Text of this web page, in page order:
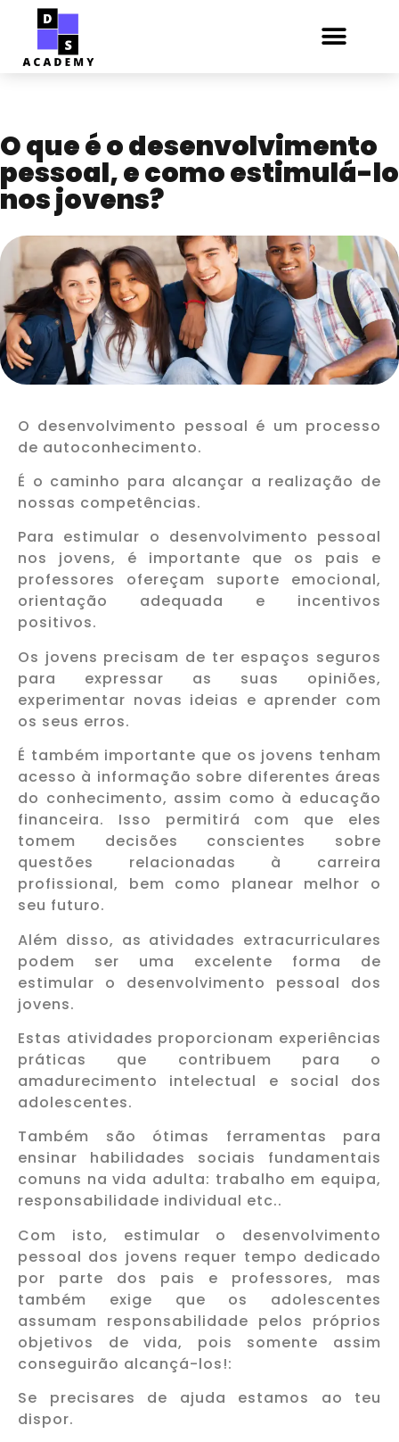
O que é o desenvolvimento
pessoal, e como estimulá-lo
nos jovens?
O desenvolvimento pessoal é um processo
de autoconhecimento.
É o caminho para alcançar a realização de
nossas competências.
Para estimular o desenvolvimento pessoal
nos jovens, é importante que os pais e
professores ofereçam suporte emocional,
orientação adequada e incentivos
positivos.
Os jovens precisam de ter espaços seguros
para expressar as suas opiniões,
experimentar novas ideias e aprender com
os seus erros.
É também importante que os jovens tenham
acesso à informação sobre diferentes áreas
do conhecimento, assim como à educação
financeira. Isso permitirá com que eles
tomem decisões conscientes sobre
questões relacionadas à carreira
profissional, bem como planear melhor o
seu futuro.
Além disso, as atividades extracurriculares
podem ser uma excelente forma de
estimular o desenvolvimento pessoal dos
jovens.
Estas atividades proporcionam experiências
práticas que contribuem para o
amadurecimento intelectual e social dos
adolescentes.
Também são ótimas ferramentas para
ensinar habilidades sociais fundamentais
comuns na vida adulta: trabalho em equipa,
responsabilidade individual etc..
Com isto, estimular o desenvolvimento
pessoal dos jovens requer tempo dedicado
por parte dos pais e professores, mas
também exige que os adolescentes
assumam responsabilidade pelos próprios
objetivos de vida, pois somente assim
conseguirão alcançá-los!:
Se precisares de ajuda estamos ao teu
dispor.